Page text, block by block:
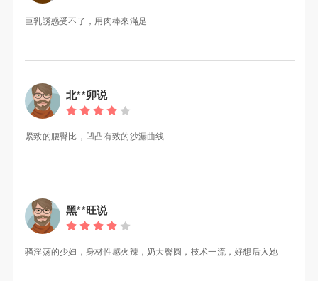
巨乳誘惑受不了，用肉棒來滿足
北**卯说
紧致的腰臀比，凹凸有致的沙漏曲线
黑**旺说
骚淫荡的少妇，身材性感火辣，奶大臀圆，技术一流，好想后入她